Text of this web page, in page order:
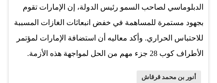
الدبلوماسي لصاحب السمو رئيس الدولة، إن الإمارات تقوم
بجهود مستمرة للمساهمة في خفض انبعاثات الغازات المسببة
للاحتباس الحراري. وأكد معاليه أن استضافة الإمارات لمؤتمر
الأطراف كوب 28 جزء مهم من الحل لمواجهة هذه الأزمة.
أنور بن محمد قرقاش